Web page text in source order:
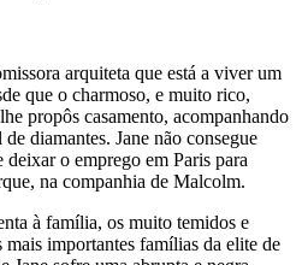
arquiteta que está a viver um
que o charmoso, e muito rico,
propôs casamento, acompanhando
diamantes. Jane não consegue
deixar o emprego em Paris para
na companhia de Malcolm.
à família, os muito temidos e
importantes famílias da elite de